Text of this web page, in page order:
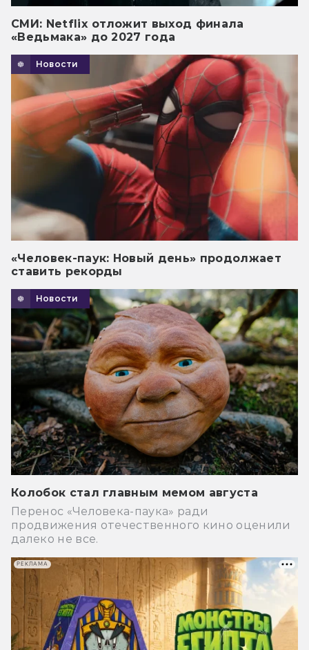
СМИ: Netflix отложит выход финала
«Ведьмака» до 2027 года
Новости
«Человек-паук: Новый день» продолжает
ставить рекорды
Новости
Колобок стал главным мемом августа
Перенос «Человека-паука» ради
продвижения отечественного кино оценили
далеко не все.
РЕКЛАМА